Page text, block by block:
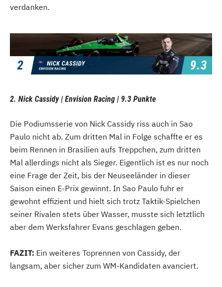
verdanken.
2. Nick Cassidy | Envision Racing | 9.3 Punkte
Die Podiumsserie von Nick Cassidy riss auch in Sao
Paulo nicht ab. Zum dritten Mal in Folge schaffte er es
beim Rennen in Brasilien aufs Treppchen, zum dritten
Mal allerdings nicht als Sieger. Eigentlich ist es nur noch
eine Frage der Zeit, bis der Neuseeländer in dieser
Saison einen E-Prix gewinnt. In Sao Paulo fuhr er
gewohnt effizient und hielt sich trotz Taktik-Spielchen
seiner Rivalen stets über Wasser, musste sich letztlich
aber dem Werksfahrer Evans geschlagen geben.
FAZIT: Ein weiteres Toprennen von Cassidy, der
langsam, aber sicher zum WM-Kandidaten avanciert.